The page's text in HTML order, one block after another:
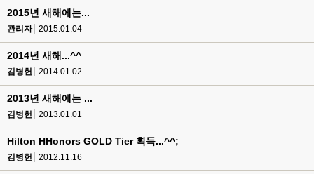
2015년 새해에는...
관리자 2015.01.04
2014년 새해...^^
김병헌 2014.01.02
2013년 새해에는 ...
김병헌 2013.01.01
Hilton HHonors GOLD Tier 획득...^^;
김병헌 2012.11.16